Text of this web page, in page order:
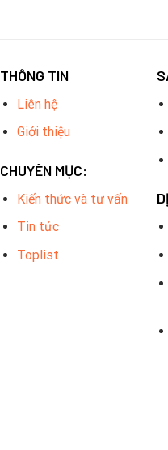
THÔNG TIN
Liên hệ
Giới thiệu
CHUYÊN MỤC:
Kiến thức và tư vấn
Tin tức
Toplist